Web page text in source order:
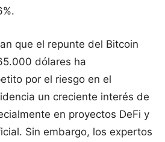
que el repunte del Bitcoin
dólares ha
por el riesgo en el
un creciente interés de
en proyectos DeFi y
Sin embargo, los expertos